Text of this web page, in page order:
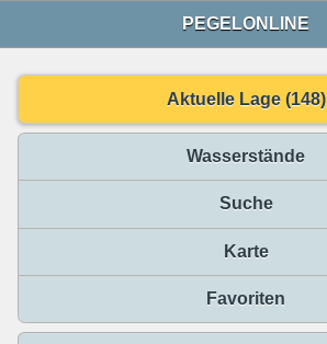
PEGELONLINE
Aktuelle Lage (148)
Wasserstände
Suche
Karte
Favoriten